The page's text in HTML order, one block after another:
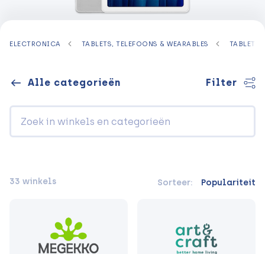
ELECTRONICA TABLETS, TELEFOONS & WEARABLES TABLETS
Alle categorieën Filter
33 winkels Sorteer: Populariteit